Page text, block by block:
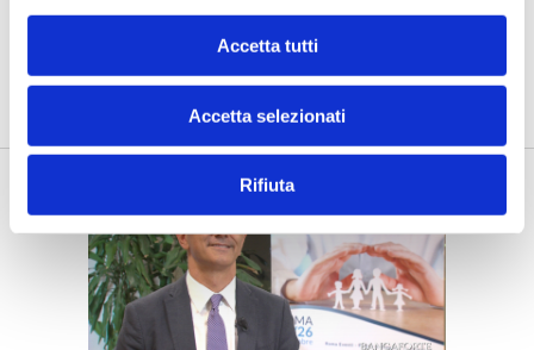
Accetta tutti
Accetta selezionati
Rifiuta
passo
del Servizio Normativa e Politiche di Vigilanza di Ivass, sotto...